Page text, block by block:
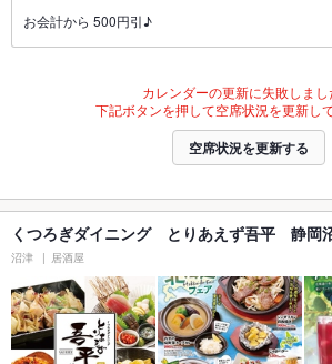
お会計から 500円引♪
カレンダーの更新に失敗しまし
下記ボタンを押して空席状況を更新し
空席状況を更新する
くつろぎダイニング とりあえず吾平 静岡
沼津 居酒屋